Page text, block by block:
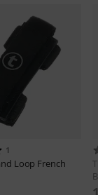
1
Loop French